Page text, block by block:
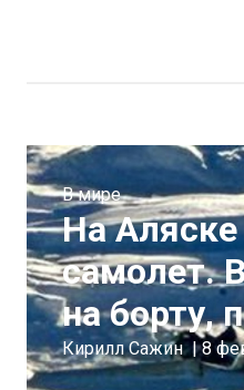
В мире
На Аляске
самолет.
на борту,
Кирилл Сажин | 8